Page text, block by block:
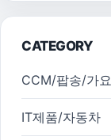
CATEGORY
CCM/팝송/가요
IT제품/자동차